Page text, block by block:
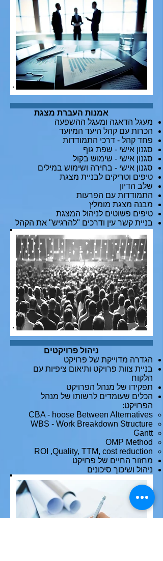
אמנות העברת מצגת
מעגל הדאגה ומעגל ההשפעה
הכרות עם קהל היעד המיועד
פחד קהל - דרכי התמודדות
סגנון אישי - שפת גוף
סגנון אישי - שימוש בקול
סגנון אישי - בחירה ושימוש במילים
טיפים וטריקים לבניית מצגת
שלב הדיון
התמודדות עם הפרעות
מבנה מצגת מומלץ
טיפים פשוטים לניהול המצגת
בניית קשר עין ודרכים "להרגיש" את הקהל
ניהול פרויקטים
הגדרה מדוייקת של פרויקט
בניית צוות פרויקט ותיאום ציפיות עם
הלקוח
תפקידו של מנהל הפרויקט
הכלים שעומדים לרשותו של מנהל
הפרויקט:
CBA - hoose Between Alternatives
WBS - Work Breakdown Structure
Gantt
OMP Method
ROI ,Quality, TTM, cost reduction
מחזור החיים של פרויקט
ניהול ושיכוך סיכונים